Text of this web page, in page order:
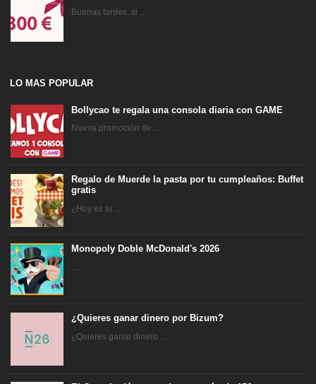
Buenas tardes, si ...
LO MAS POPULAR
Bollycao te regala una consola diaria con GAME
Nueva promoción de ...
Regalo de Muerde la pasta por tu cumpleaños: Buffet
gratis
¿Hoy es tu ...
Monopoly Doble McDonald's 2026
¿Quieres ganar dinero por Bizum?
¿Quieres ganar dinero ...